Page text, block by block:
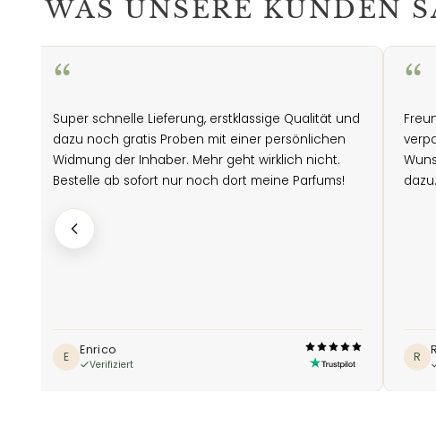
WAS UNSERE KUNDEN
“
Super schnelle Lieferung, erstklassige Qualität und
dazu noch gratis Proben mit einer persönlichen
Widmung der Inhaber. Mehr geht wirklich nicht.
Bestelle ab sofort nur noch dort meine Parfums!
E Enrico
Verifiziert
“
R